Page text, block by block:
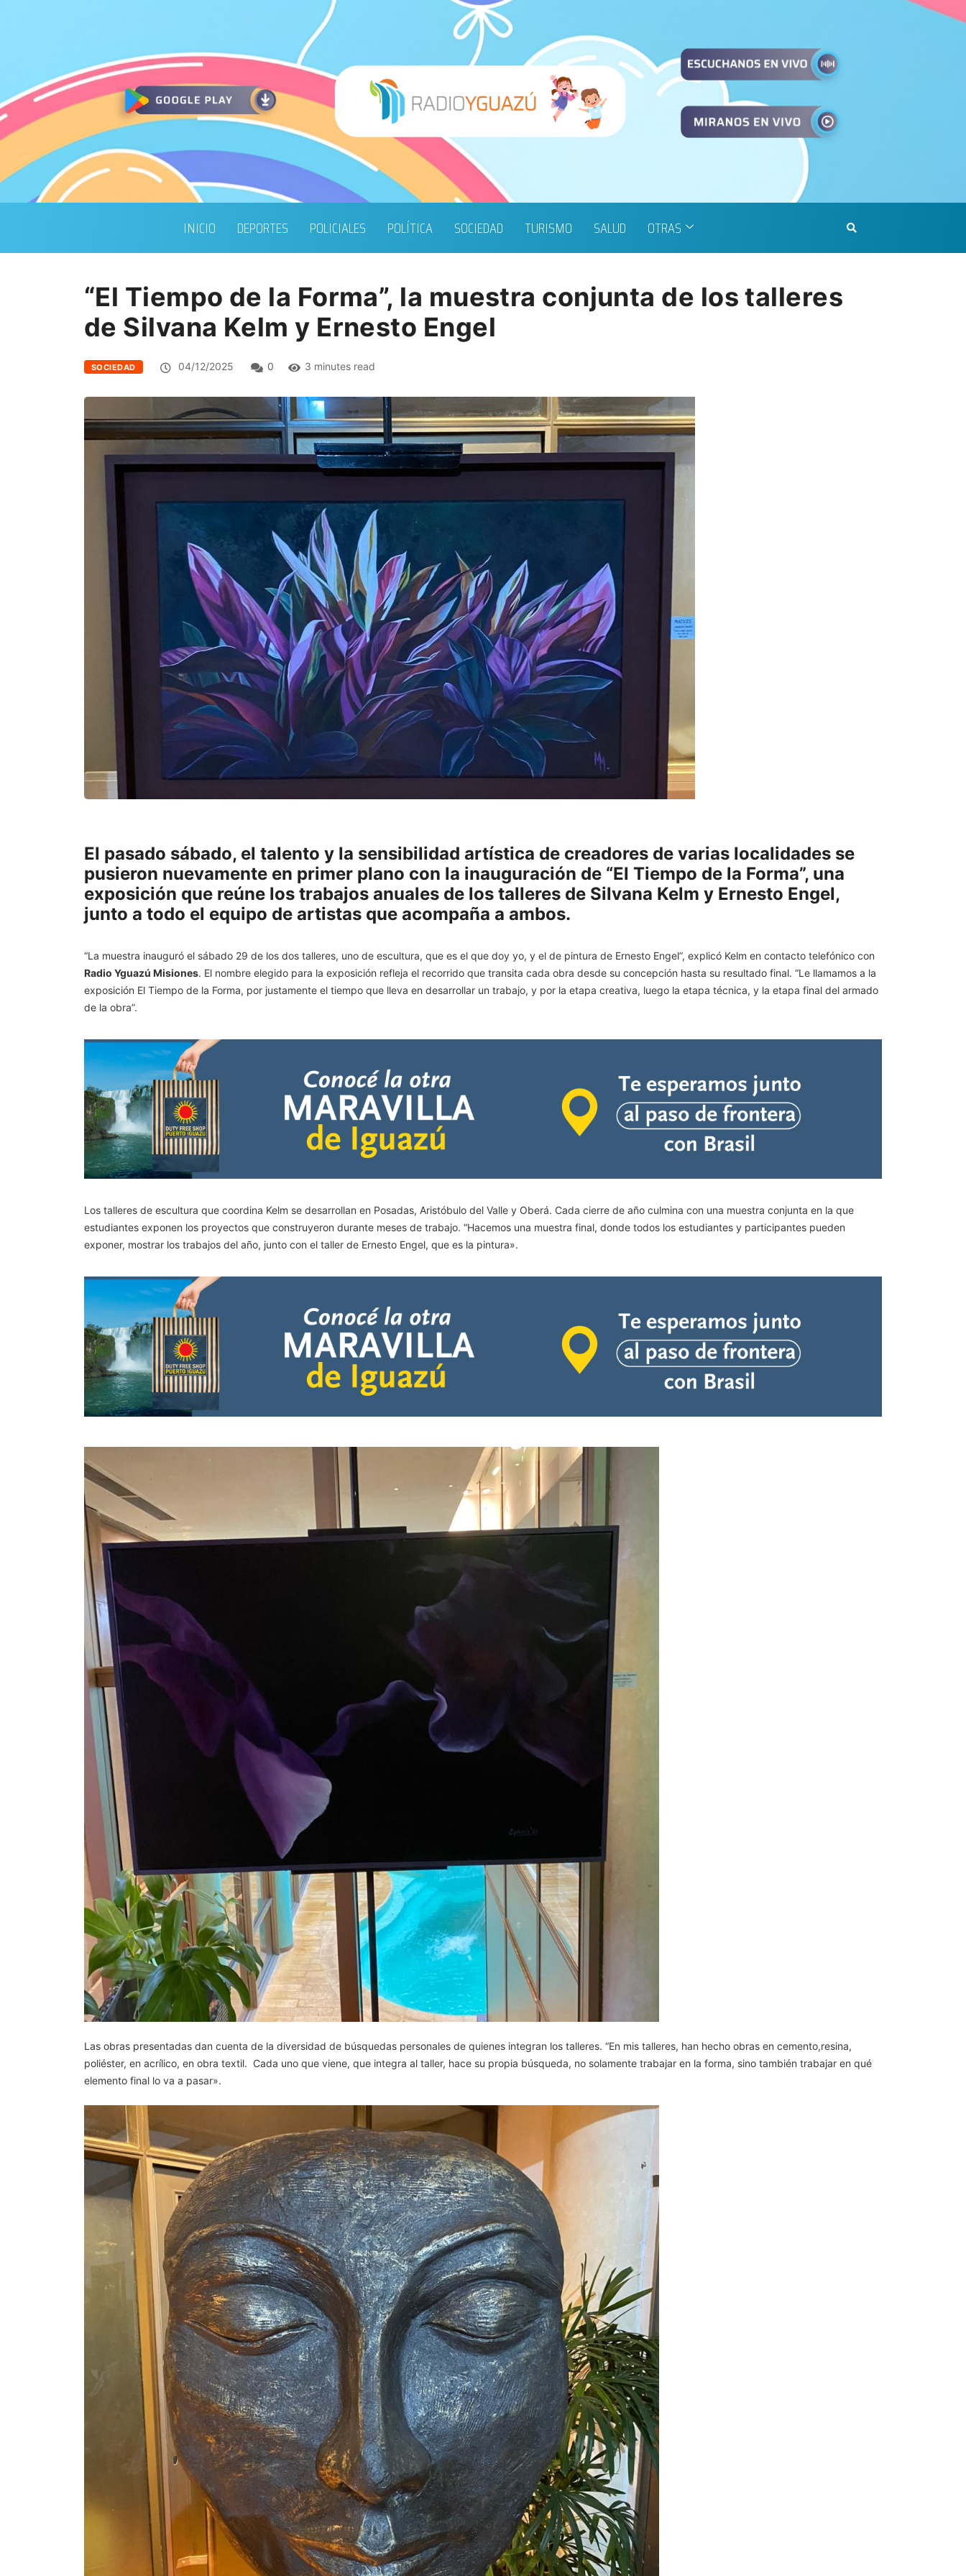
INICIO DEPORTES POLICIALES POLÍTICA SOCIEDAD TURISMO SALUD OTRAS
“El Tiempo de la Forma”, la muestra conjunta de los talleres
de Silvana Kelm y Ernesto Engel
SOCIEDAD 04/12/2025 0 3 minutes read
El pasado sábado, el talento y la sensibilidad artística de creadores de varias localidades se
pusieron nuevamente en primer plano con la inauguración de “El Tiempo de la Forma”, una
exposición que reúne los trabajos anuales de los talleres de Silvana Kelm y Ernesto Engel,
junto a todo el equipo de artistas que acompaña a ambos.
“La muestra inauguró el sábado 29 de los dos talleres, uno de escultura, que es el que doy yo, y el de pintura de Ernesto Engel”, explicó Kelm en contacto telefónico con
Radio Yguazú Misiones. El nombre elegido para la exposición refleja el recorrido que transita cada obra desde su concepción hasta su resultado final. “Le llamamos a la
exposición El Tiempo de la Forma, por justamente el tiempo que lleva en desarrollar un trabajo, y por la etapa creativa, luego la etapa técnica, y la etapa final del armado
de la obra”.
Los talleres de escultura que coordina Kelm se desarrollan en Posadas, Aristóbulo del Valle y Oberá. Cada cierre de año culmina con una muestra conjunta en la que
estudiantes exponen los proyectos que construyeron durante meses de trabajo. “Hacemos una muestra final, donde todos los estudiantes y participantes pueden
exponer, mostrar los trabajos del año, junto con el taller de Ernesto Engel, que es la pintura».
Las obras presentadas dan cuenta de la diversidad de búsquedas personales de quienes integran los talleres. “En mis talleres, han hecho obras en cemento,resina,
poliéster, en acrílico, en obra textil. Cada uno que viene, que integra al taller, hace su propia búsqueda, no solamente trabajar en la forma, sino también trabajar en qué
elemento final lo va a pasar».